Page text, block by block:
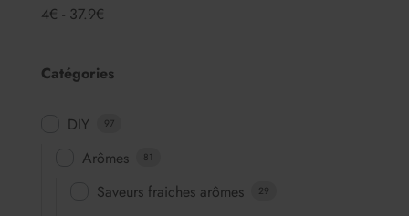
4€ - 37.9€
Catégories
DIY 97
Arômes 81
Saveurs fraiches arômes 29